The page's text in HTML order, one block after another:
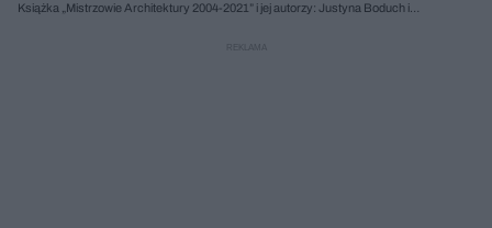
Książka „Mistrzowie Architektury 2004-2021” i jej autorzy: Justyna Boduch i